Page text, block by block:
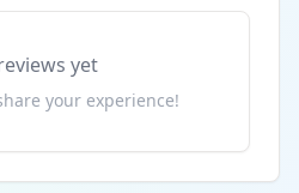
yet
your experience!